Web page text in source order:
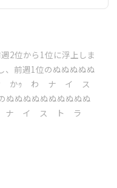
2位から1位に浮上しま
、前週1位のぬぬぬぬぬ
む かｩ わ ナ イ ス
ぬぬぬぬぬぬぬぬぬ
ナ イ ス ト ラ